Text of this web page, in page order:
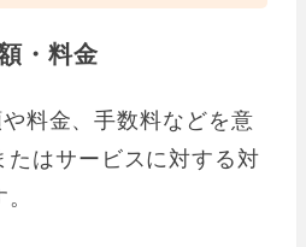
・料金
料金、手数料などを意
はサービスに対する対